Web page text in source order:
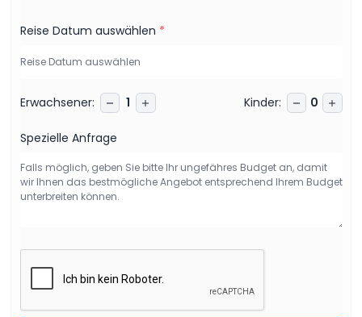
Reise Datum auswählen *
Erwachsener: 1 Kinder: 0
Spezielle Anfrage